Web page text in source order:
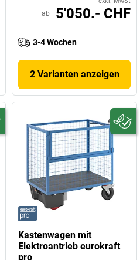
ab 5'050.- CHF
3-4 Wochen
2 Varianten anzeigen
Kastenwagen mit
Elektroantrieb eurokraft
pro